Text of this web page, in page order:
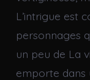
L’intrigue est
personnages
un peu de La
emporte dans